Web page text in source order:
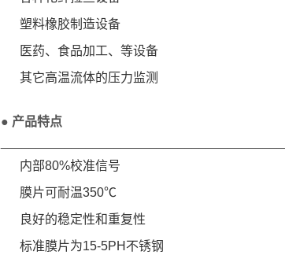
塑料橡胶制造设备
医药、食品加工、等设备
其它高温流体的压力监测
● 产品特点
内部80%校准信号
膜片可耐温350℃
良好的稳定性和重复性
标准膜片为15-5PH不锈钢